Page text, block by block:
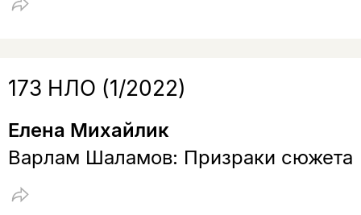
173 НЛО (1/2022)
Елена Михайлик
Варлам Шаламов: Призраки сюжета